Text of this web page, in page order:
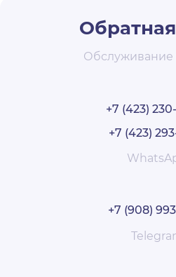
Обслуживание
+7 (423)
+7 (423)
+7 (908)